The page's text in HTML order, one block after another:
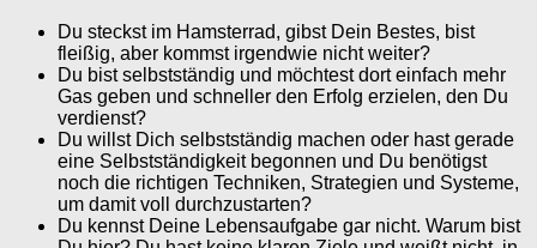
Du steckst im Hamsterrad, gibst Dein Bestes, bist
fleißig, aber kommst irgendwie nicht weiter?
Du bist selbstständig und möchtest dort einfach mehr
Gas geben und schneller den Erfolg erzielen, den Du
verdienst?
Du willst Dich selbstständig machen oder hast gerade
eine Selbstständigkeit begonnen und Du benötigst
noch die richtigen Techniken, Strategien und Systeme,
um damit voll durchzustarten?
Du kennst Deine Lebensaufgabe gar nicht. Warum bist